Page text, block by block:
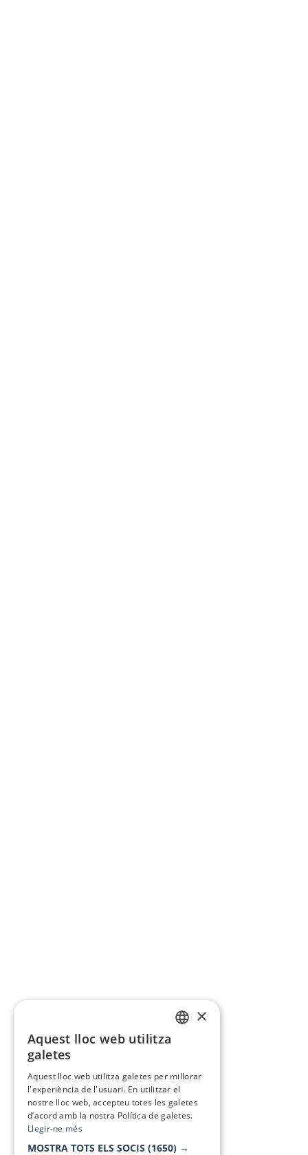
×
Aquest lloc web utilitza
galetes
Aquest lloc web utilitza galetes per millorar
l'experiència de l'usuari. En utilitzar el
nostre lloc web, accepteu totes les galetes
d’acord amb la nostra Política de galetes.
Llegir-ne més
MOSTRA TOTS ELS SOCIS (1650) →